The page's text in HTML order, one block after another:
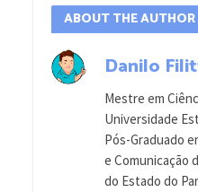
ABOUT THE AUTHOR
Danilo
Mestre em
Universidade
Pós-Graduado
e Comunicação
do Estado do